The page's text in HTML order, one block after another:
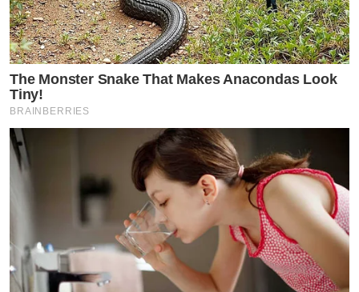
The Monster Snake That Makes Anacondas Look
Tiny!
BRAINBERRIES